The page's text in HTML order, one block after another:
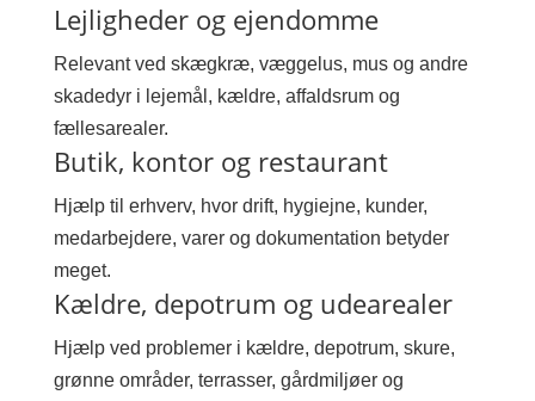
Lejligheder og ejendomme
Relevant ved skægkræ, væggelus, mus og andre
skadedyr i lejemål, kældre, affaldsrum og
fællesarealer.
Butik, kontor og restaurant
Hjælp til erhverv, hvor drift, hygiejne, kunder,
medarbejdere, varer og dokumentation betyder
meget.
Kældre, depotrum og udearealer
Hjælp ved problemer i kældre, depotrum, skure,
grønne områder, terrasser, gårdmiljøer og